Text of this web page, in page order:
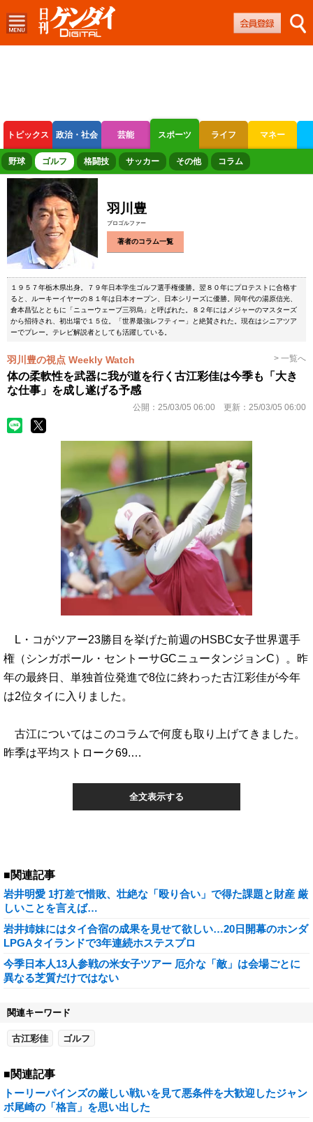
トピックス 政治・社会 芸能 スポーツ ライフ マネー
ボートレース 競輪 オートレース
野球 ゴルフ 格闘技 サッカー その他 コラム
羽川豊
プロゴルファー
著者のコラム一覧
１９５７年栃木県出身。７９年日本学生ゴルフ選手権優勝。翌８０年にプロテストに合格す
ると、ルーキーイヤーの８１年は日本オープン、日本シリーズに優勝。同年代の湯原信光、
倉本昌弘とともに「ニューウェーブ三羽烏」と呼ばれた。８２年にはメジャーのマスターズ
から招待され、初出場で１５位。「世界最強レフティー」と絶賛された。現在はシニアツア
ーでプレー。テレビ解説者としても活躍している。
羽川豊の視点 Weekly Watch > 一覧へ
体の柔軟性を武器に我が道を行く古江彩佳は今季も「大き
な仕事」を成し遂げる予感
公開： 25/03/05 06:00 更新： 25/03/05 06:00
L・コがツアー23勝目を挙げた前週のHSBC女子世界選手
権（シンガポール・セントーサGCニュータンジョンC）。昨
年の最終日、単独首位発進で8位に終わった古江彩佳が今年
は2位タイに入りました。
古江についてはこのコラムで何度も取り上げてきました。
昨季は平均ストローク69.…
全文表示する
■関連記事
岩井明愛 1打差で惜敗、壮絶な「殴り合い」で得た課題と財産 厳
しいことを言えば…
岩井姉妹にはタイ合宿の成果を見せて欲しい…20日開幕のホンダ
LPGAタイランドで3年連続ホステスプロ
今季日本人13人参戦の米女子ツアー 厄介な「敵」は会場ごとに
異なる芝質だけではない
関連キーワード
古江彩佳 ゴルフ
■関連記事
トーリーパインズの厳しい戦いを見て悪条件を大歓迎したジャン
ボ尾崎の「格言」を思い出した